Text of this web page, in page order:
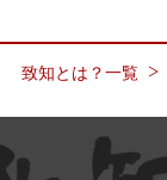
致知とは？一覧